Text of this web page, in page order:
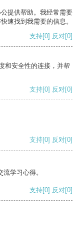
提供帮助。我经常需要
速找到我需要的信息。
支持[0] 反对[0]
和安全性的连接，并帮
支持[0] 反对[0]
支持[0] 反对[0]
学习心得。
支持[0] 反对[0]